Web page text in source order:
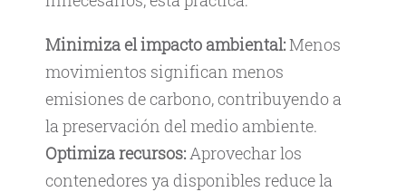
Minimiza el impacto ambiental:Menos
movimientos significan menos
emisiones de carbono, contribuyendo a
la preservación del medio ambiente.
Optimiza recursos:Aprovechar los
contenedores ya disponibles reduce la